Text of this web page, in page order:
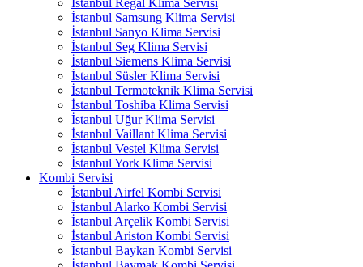
İstanbul Regal Klima Servisi
İstanbul Samsung Klima Servisi
İstanbul Sanyo Klima Servisi
İstanbul Seg Klima Servisi
İstanbul Siemens Klima Servisi
İstanbul Süsler Klima Servisi
İstanbul Termoteknik Klima Servisi
İstanbul Toshiba Klima Servisi
İstanbul Uğur Klima Servisi
İstanbul Vaillant Klima Servisi
İstanbul Vestel Klima Servisi
İstanbul York Klima Servisi
Kombi Servisi
İstanbul Airfel Kombi Servisi
İstanbul Alarko Kombi Servisi
İstanbul Arçelik Kombi Servisi
İstanbul Ariston Kombi Servisi
İstanbul Baykan Kombi Servisi